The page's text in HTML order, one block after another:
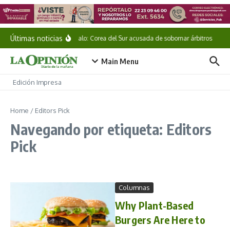
Saltar al contenido
Últimas noticiasEscándalo: Corea del Sur acusada de sobornar árbitros
Main Menu
Edición Impresa
Home / Editors Pick
Navegando por etiqueta: Editors
Pick
Columnas
Why Plant-Based
Burgers Are Here to